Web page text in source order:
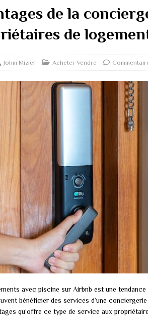
de la
de
Johm Mizier Acheter-Vendre
avec piscine sur Airbnb est une
bénéficier des services d’une
qu’offre ce type de service aux